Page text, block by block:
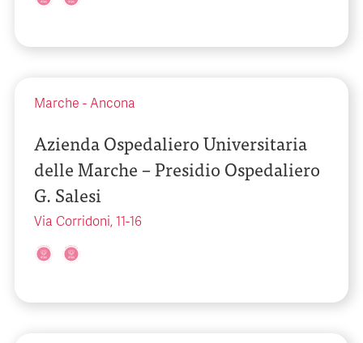
Marche - Ancona
Azienda Ospedaliero Universitaria
delle Marche – Presidio Ospedaliero
G. Salesi
Via Corridoni, 11-16